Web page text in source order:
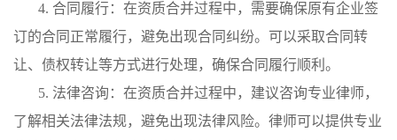
4. 合同履行：在资质合并过程中，需要确保原有企业签
订的合同正常履行，避免出现合同纠纷。可以采取合同转
让、债权转让等方式进行处理，确保合同履行顺利。
5. 法律咨询：在资质合并过程中，建议咨询专业律师，
了解相关法律法规，避免出现法律风险。律师可以提供专业